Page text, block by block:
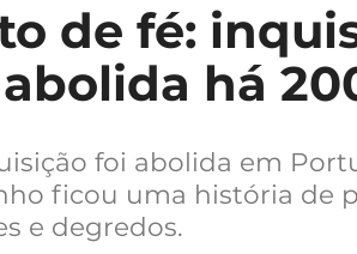
de fé:
há
foi abolida em
ficou uma história de
e degredos.